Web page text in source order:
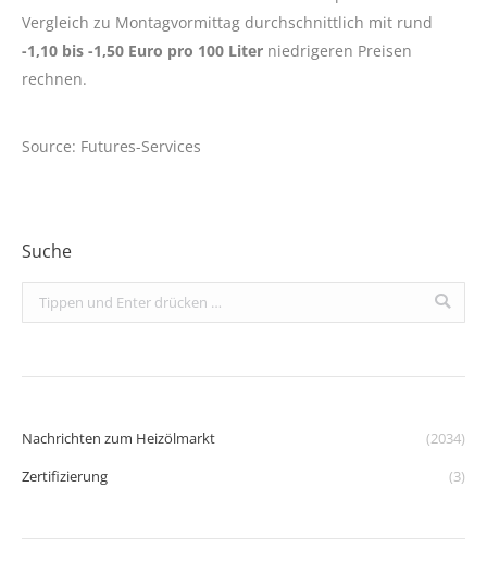
Vergleich zu Montagvormittag durchschnittlich mit rund
-1,10 bis -1,50 Euro pro 100 Liter niedrigeren Preisen
rechnen.
Source: Futures-Services
Suche
Search:
Nachrichten zum Heizölmarkt
(2034)
Zertifizierung
(3)